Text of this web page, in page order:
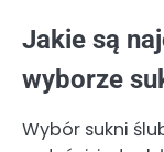
Jakie są
wyborze
Wybór sukni